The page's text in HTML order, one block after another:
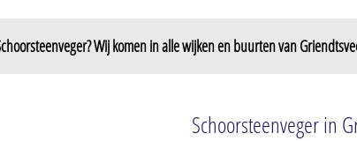
Wij komen in alle wijken en buurten van
Schoorsteenveger in